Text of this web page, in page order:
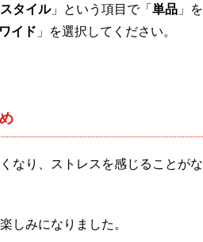
スタイル」という項目で「 単品 」を
イド 」を選択してください。
なり、ストレスを感じることがな
しみになりました。